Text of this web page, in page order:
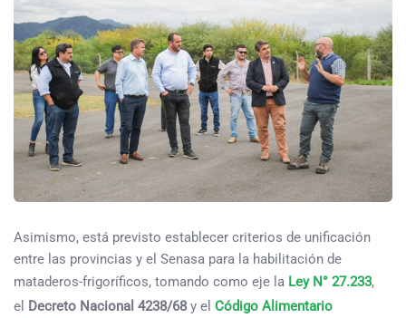
Asimismo, está previsto establecer criterios de unificación
entre las provincias y el Senasa para la habilitación de
mataderos-frigoríficos, tomando como eje la Ley N° 27.233,
el
Decreto Nacional 4238/68y el Código Alimentario